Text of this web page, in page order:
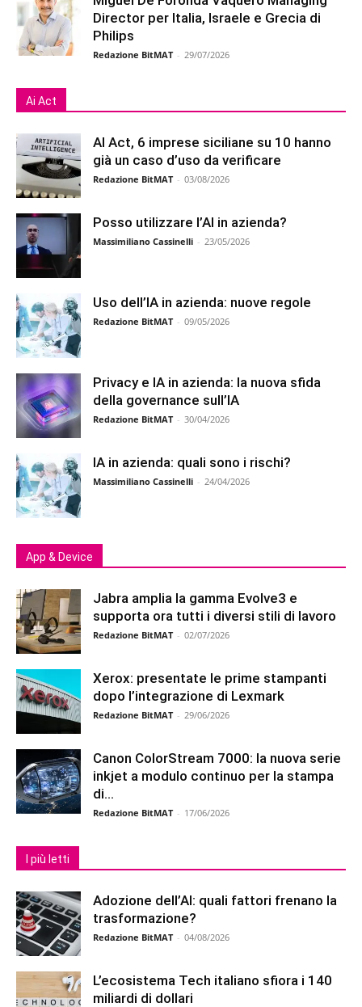
Director per Italia, Israele e Grecia di
Philips
Redazione BitMAT - 29/07/2026
Ai Act
AI Act, 6 imprese siciliane su 10 hanno
già un caso d’uso da verificare
Redazione BitMAT - 03/08/2026
Posso utilizzare l’AI in azienda?
Massimiliano Cassinelli - 23/05/2026
Uso dell’IA in azienda: nuove regole
Redazione BitMAT - 09/05/2026
Privacy e IA in azienda: la nuova sfida
della governance sull’IA
Redazione BitMAT - 30/04/2026
IA in azienda: quali sono i rischi?
Massimiliano Cassinelli - 24/04/2026
App & Device
Jabra amplia la gamma Evolve3 e
supporta ora tutti i diversi stili di lavoro
Redazione BitMAT - 02/07/2026
Xerox: presentate le prime stampanti
dopo l’integrazione di Lexmark
Redazione BitMAT - 29/06/2026
Canon ColorStream 7000: la nuova serie
inkjet a modulo continuo per la stampa
di...
Redazione BitMAT - 17/06/2026
I più letti
Adozione dell’AI: quali fattori frenano la
trasformazione?
Redazione BitMAT - 04/08/2026
L’ecosistema Tech italiano sfiora i 140
miliardi di dollari